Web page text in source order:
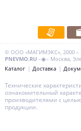
© ООО «МАГИМЭКС», 2000 –
PNEVMO.RU –◉– Москва,
Каталог
Доставка
Технические
ознакомительный
производителями с
продукции.